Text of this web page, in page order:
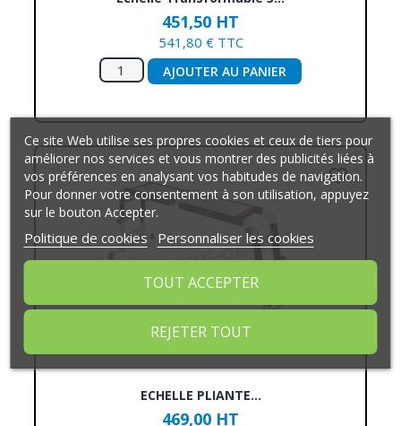
451,50 HT
541,80 € TTC
AJOUTER AU PANIER
ECHELLE PLIANTE...
469,00 HT
favorite_border
Ce site Web utilise ses propres cookies et ceux de tiers pour
améliorer nos services et vous montrer des publicités liées à
vos préférences en analysant vos habitudes de navigation.
Pour donner votre consentement à son utilisation, appuyez
sur le bouton Accepter.
Politique de cookies Personnaliser les cookies
REJETER TOUT
TOUT ACCEPTER